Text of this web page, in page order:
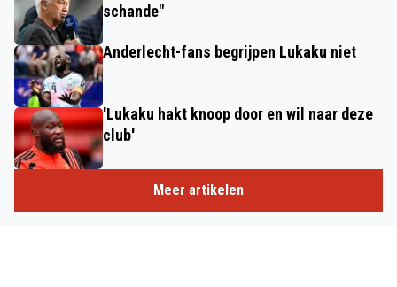
schande"
Anderlecht-fans begrijpen Lukaku niet
'Lukaku hakt knoop door en wil naar deze
club'
Meer artikelen